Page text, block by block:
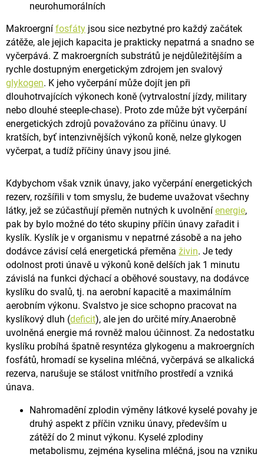
neurohumorálních
Makroergní fosfáty jsou sice nezbytné pro každý začátek
zátěže, ale jejich kapacita je prakticky nepatrná a snadno se
vyčerpává. Z makroergních substrátů je nejdůležitějším a
rychle dostupným energetickým zdrojem jen svalový
glykogen. K jeho vyčerpání může dojít jen při
dlouhotrvajících výkonech koně (vytrvalostní jízdy, military
nebo dlouhé steeple-chase). Proto zde může být vyčerpání
energetických zdrojů považováno za příčinu únavy. U
kratších, byť intenzivnějších výkonů koně, nelze glykogen
vyčerpat, a tudíž příčiny únavy jsou jiné.
Kdybychom však vznik únavy, jako vyčerpání energetických
rezerv, rozšířili v tom smyslu, že budeme uvažovat všechny
látky, jež se zúčastňují přeměn nutných k uvolnění energie,
pak by bylo možné do této skupiny příčin únavy zařadit i
kyslík. Kyslík je v organismu v nepatrné zásobě a na jeho
dodávce závisí celá energetická přeměna živin. Je tedy
odolnost proti únavě u výkonů koně delších jak 1 minutu
závislá na funkci dýchací a oběhové soustavy, na dodávce
kyslíku do svalů, tj. na aerobní kapacitě a maximálním
aerobním výkonu. Svalstvo je sice schopno pracovat na
kyslíkový dluh (deficit), ale jen do určité míry.Anaerobně
uvolněná energie má rovněž malou účinnost. Za nedostatku
kyslíku probíhá špatně resyntéza glykogenu a makroergních
fosfátů, hromadí se kyselina mléčná, vyčerpává se alkalická
rezerva, narušuje se stálost vnitřního prostředí a vzniká
únava.
Nahromadění zplodin výměny látkové kyselé povahy je
druhý aspekt z příčin vzniku únavy, především u
zátěží do 2 minut výkonu. Kyselé zplodiny
metabolismu, zejména kyselina mléčná, jsou na vzniku